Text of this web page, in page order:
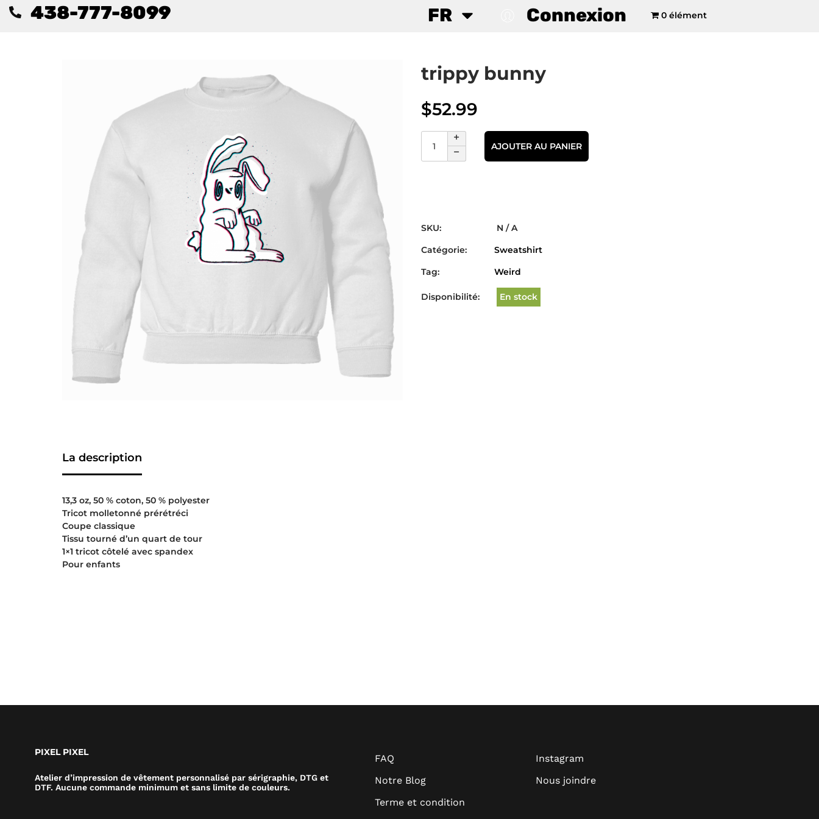
438-777-8099 FR Connexion 0 élément
trippy bunny
$52.99
AJOUTER AU PANIER
SKU:
N / A
Catégorie:
Sweatshirt
Tag:
Weird
Disponibilité: En stock
La description
13,3 oz, 50 % coton, 50 % polyester
Tricot molletonné prérétréci
Coupe classique
Tissu tourné d’un quart de tour
1×1 tricot côtelé avec spandex
Pour enfants
PIXEL PIXEL
Atelier d’impression de vêtement personnalisé par sérigraphie, DTG et
DTF. Aucune commande minimum et sans limite de couleurs.
FAQ
Notre Blog
Terme et condition
Instagram
Nous joindre